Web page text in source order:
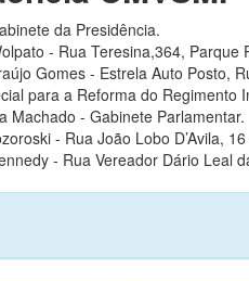
da Presidência.
- Rua Teresina,364, Parque
Gomes - Estrela Auto Posto,
para a Reforma do Regimento
Machado - Gabinete Parlamentar.
- Rua João Lobo D’Avila,
- Rua Vereador Dário Leal